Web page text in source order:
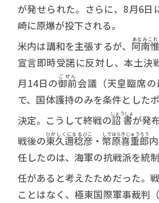
が発せられた。さらに、8月6日
崎に原爆が投下される。
米内は講和を主張するが、 阿南
あなみこれ
宣言即時受諾に反対し、本土決
月14日の御前
ごぜん 会議（天皇臨席の
で、国体護持のみを条件とした
決定。こうして終戦の詔書
しょうしょが発
戦後の東久邇稔彦
ひがしくになるひこ ・ 幣原喜重郎
しではらきじゅうろう
任したのは、海軍の抗戦派を統
任があると考えたためだった。
ことはなく、極東国際軍事裁判